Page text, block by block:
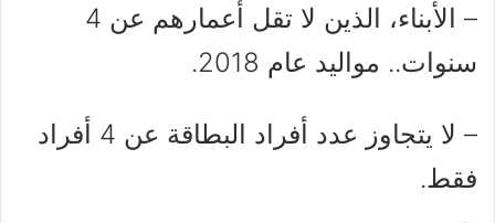
– الأبناء، الذين لا تقل أعمارهم عن 4
سنوات.. مواليد عام 2018.
– لا يتجاوز عدد أفراد البطاقة عن 4 أفراد
فقط.